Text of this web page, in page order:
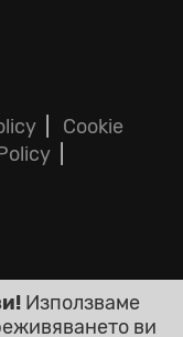
Cookie
Използваме
ви